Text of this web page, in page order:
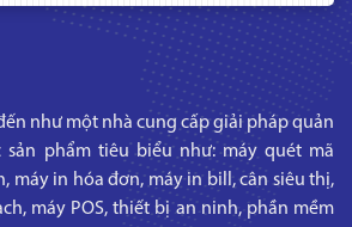
như một nhà cung cấp giải pháp quản
sản phẩm tiêu biểu như: máy quét mã
máy in hóa đơn, máy in bill, cân siêu thị,
máy POS, thiết bị an ninh, phần mềm